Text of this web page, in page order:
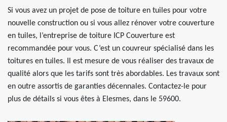
Si vous avez un projet de pose de toiture en tuiles pour votre
nouvelle construction ou si vous allez rénover votre couverture
en tuiles, l’entreprise de toiture ICP Couverture est
recommandée pour vous. C’est un couvreur spécialisé dans les
toitures en tuiles. Il est mesure de vous réaliser des travaux de
qualité alors que les tarifs sont très abordables. Les travaux sont
en outre assortis de garanties décennales. Contactez-le pour
plus de détails si vous êtes à Elesmes, dans le 59600.